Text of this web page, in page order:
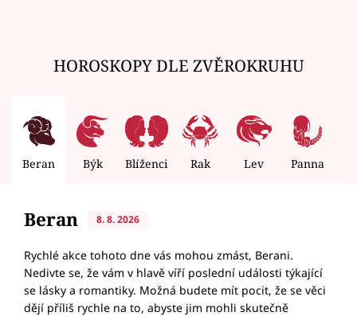
HOROSKOPY DLE ZVĚROKRUHU
Beran Býk Blíženci Rak Lev Panna
Beran 8. 8. 2026
Rychlé akce tohoto dne vás mohou zmást, Berani.
Nedivte se, že vám v hlavě víří poslední události týkající
se lásky a romantiky. Možná budete mít pocit, že se věci
dějí příliš rychle na to, abyste jim mohli skutečně